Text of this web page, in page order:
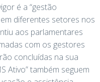
é a “gestão
diferentes setores nos
aos parlamentares
com os gestores
concluídas na sua
Ativo” também seguem